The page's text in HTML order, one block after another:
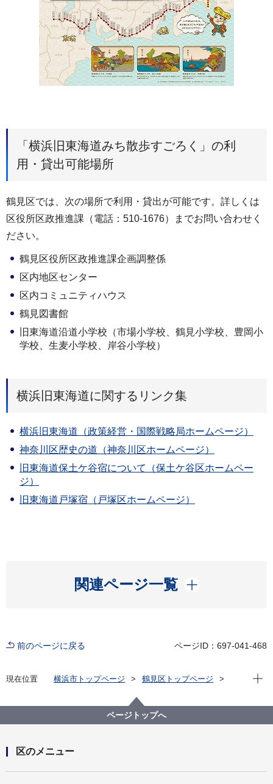
「横浜旧東海道みち散歩すごろく」の利
用・貸出可能場所
鶴見区では、次の場所で利用・貸出が可能です。詳しくは
区役所区政推進課（電話：510-1676）までお問い合わせく
ださい。
鶴見区役所区政推進課企画調整係
区内地区センター
区内コミュニティハウス
鶴見図書館
旧東海道沿道小学校（市場小学校、鶴見小学校、豊岡小
学校、生麦小学校、岸谷小学校）
横浜旧東海道に関するリンク集
横浜旧東海道（政策経営・国際戦略局ホームページ）
神奈川区歴史の道（神奈川区ホームページ）
旧東海道保土ケ谷宿について（保土ケ谷区ホームペー
ジ）
旧東海道戸塚宿（戸塚区ホームページ）
関連ページ一覧
開く
前のページに戻る ページID：697-041-468
現在位置 横浜市トップページ
鶴見区トップページ
横浜旧東海道「みち散歩すごろく」
現在
ページトップへ
区のメニュー